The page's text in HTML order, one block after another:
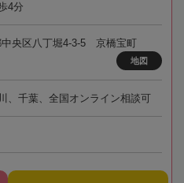
4分
中央区八丁堀4-3-5 京橋宝町
地図
、千葉、全国オンライン相談可